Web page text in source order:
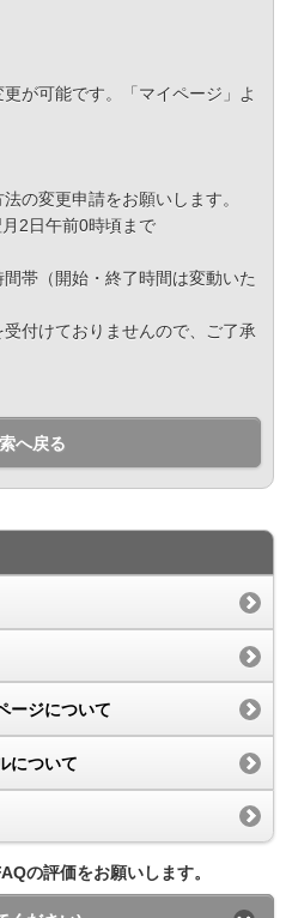
が可能です。「マイページ」よ
の変更申請をお願いします。
2日午前0時頃まで
帯（開始・終了時間は変動いた
付けておりませんので、ご了承
へ戻る
ージについて
について
の評価をお願いします。